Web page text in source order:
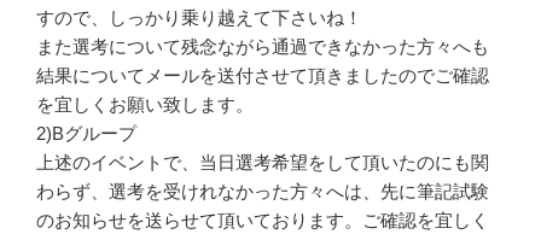
すので、しっかり乗り越えて下さいね！
また選考について残念ながら通過できなかった方々へも
結果についてメールを送付させて頂きましたのでご確認
を宜しくお願い致します。
2)Bグループ
上述のイベントで、当日選考希望をして頂いたのにも関
わらず、選考を受けれなかった方々へは、先に筆記試験
のお知らせを送らせて頂いております。ご確認を宜しく